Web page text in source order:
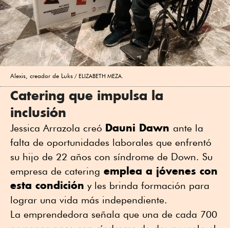
Alexis, creador de Luks ELIZABETH MEZA.
Catering que impulsa la
inclusión
Jessica Arrazola creó Dauni Dawn ante la
falta de oportunidades laborales que enfrentó
su hijo de 22 años con síndrome de Down. Su
empresa de catering emplea a jóvenes con
esta condición y les brinda formación para
lograr una vida más independiente.
La emprendedora señala que una de cada 700